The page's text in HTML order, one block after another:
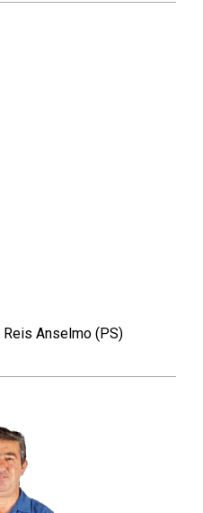
Anselmo (PS)